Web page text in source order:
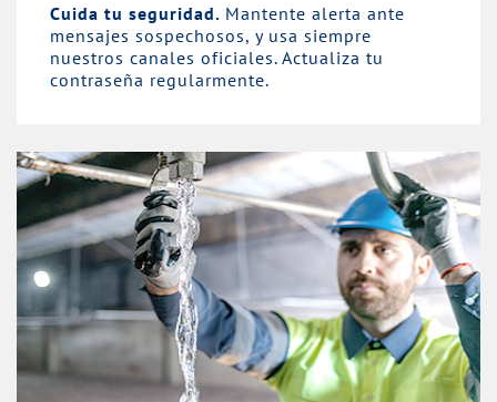
Cuida tu seguridad. Mantente alerta ante
mensajes sospechosos, y usa siempre
nuestros canales oficiales. Actualiza tu
contraseña regularmente.